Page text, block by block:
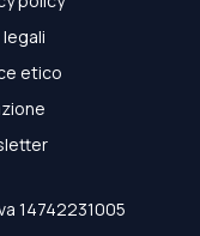
etico
14742231005